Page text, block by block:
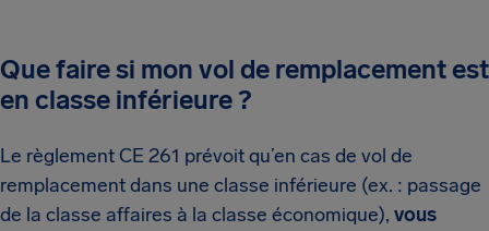
Que faire si mon vol de remplacement est
en classe inférieure ?
Le règlement CE 261 prévoit qu’en cas de vol de
remplacement dans une classe inférieure (ex. : passage
de la classe affaires à la classe économique), vous